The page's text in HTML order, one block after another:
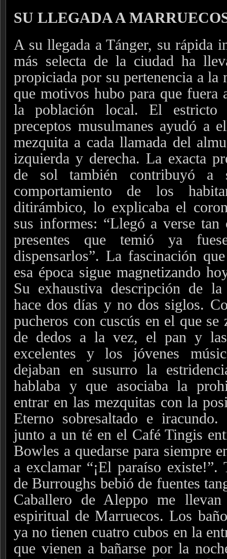
SU LLEGADA A
A su llegada a Tánger, su rápida
más selecta de la ciudad ha
propiciada por su pertenencia a la
que motivos hubo para que fuera
la población local. El estricto
preceptos musulmanes ayudó a
mezquita a cada llamada del
izquierda y derecha. La exacta
de sol también contribuyó a
comportamiento de los
ditirámbico, lo explicaba el
sus informes: “Llegó a verse tan
presentes que temió ya
dispensarlos”. La fascinación
esa época sigue magnetizando
Su exhaustiva descripción de la
hace dos días y no dos siglos.
pucheros con cuscús en el que se
de dedos a la vez, el pan y
excelentes y los jóvenes
dejaban en susurro la
hablaba y que asociaba la
entrar en las mezquitas con la
Eterno sobresaltado e
junto a un té en el Café Tingis
Bowles a quedarse para siempre
a exclamar “¡El paraíso
de Burroughs bebió de fuentes
Caballero de Aleppo me
espiritual de Marruecos. Los
ya no tienen cuatro cubos en la
que vienen a bañarse por la